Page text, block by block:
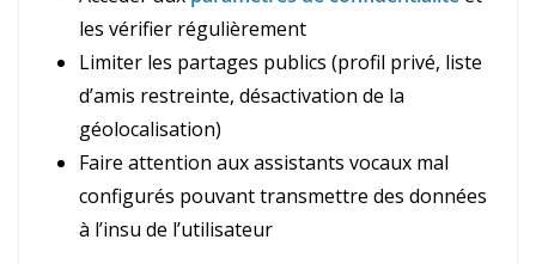
les vérifier régulièrement
Limiter les partages publics (profil privé, liste
d’amis restreinte, désactivation de la
géolocalisation)
Faire attention aux assistants vocaux mal
configurés pouvant transmettre des données
à l’insu de l’utilisateur